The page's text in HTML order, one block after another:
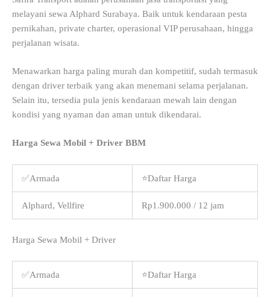
melayani sewa Alphard Surabaya. Baik untuk kendaraan pesta
pernikahan, private charter, operasional VIP perusahaan, hingga
perjalanan wisata.
Menawarkan harga paling murah dan kompetitif, sudah termasuk
dengan driver terbaik yang akan menemani selama perjalanan.
Selain itu, tersedia pula jenis kendaraan mewah lain dengan
kondisi yang nyaman dan aman untuk dikendarai.
Harga Sewa Mobil + Driver BBM
✅Armada ⭐Daftar Harga
Alphard, Vellfire Rp1.900.000 / 12 jam
Harga Sewa Mobil + Driver
✅Armada ⭐Daftar Harga